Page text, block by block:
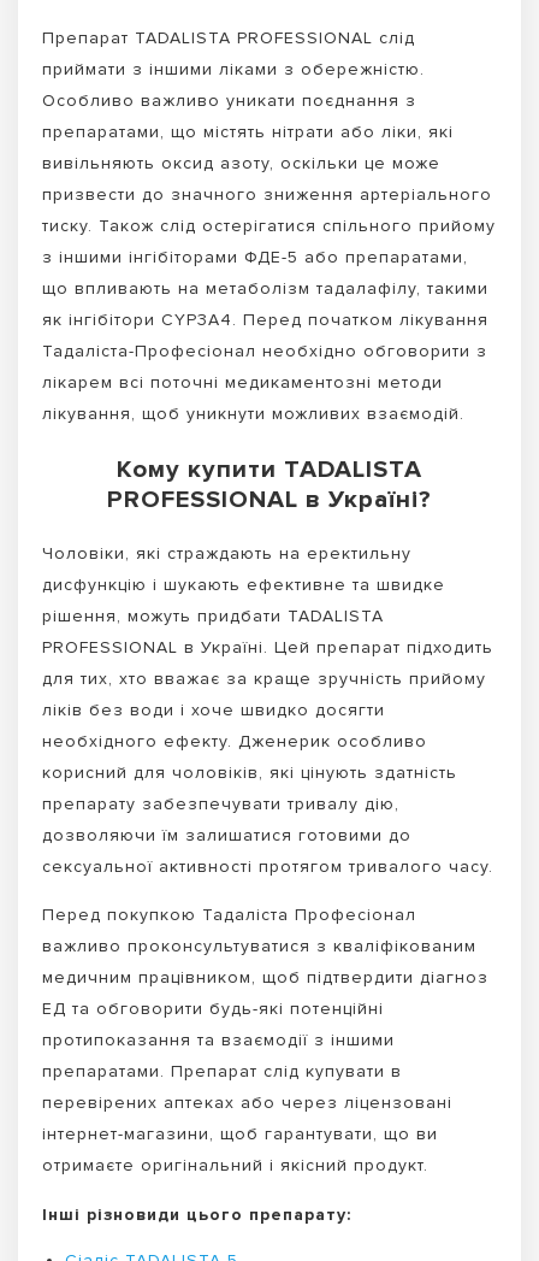
Препарат TADALISTA PROFESSIONAL слід
приймати з іншими ліками з обережністю.
Особливо важливо уникати поєднання з
препаратами, що містять нітрати або ліки, які
вивільняють оксид азоту, оскільки це може
призвести до значного зниження артеріального
тиску. Також слід остерігатися спільного прийому
з іншими інгібіторами ФДЕ-5 або препаратами,
що впливають на метаболізм тадалафілу, такими
як інгібітори CYP3A4. Перед початком лікування
Тадаліста-Професіонал необхідно обговорити з
лікарем всі поточні медикаментозні методи
лікування, щоб уникнути можливих взаємодій.
Кому купити TADALISTA
PROFESSIONAL в Україні?
Чоловіки, які страждають на еректильну
дисфункцію і шукають ефективне та швидке
рішення, можуть придбати TADALISTA
PROFESSIONAL в Україні. Цей препарат підходить
для тих, хто вважає за краще зручність прийому
ліків без води і хоче швидко досягти
необхідного ефекту. Дженерик особливо
корисний для чоловіків, які цінують здатність
препарату забезпечувати тривалу дію,
дозволяючи їм залишатися готовими до
сексуальної активності протягом тривалого часу.
Перед покупкою Тадаліста Професіонал
важливо проконсультуватися з кваліфікованим
медичним працівником, щоб підтвердити діагноз
ЕД та обговорити будь-які потенційні
протипоказання та взаємодії з іншими
препаратами. Препарат слід купувати в
перевірених аптеках або через ліцензовані
інтернет-магазини, щоб гарантувати, що ви
отримаєте оригінальний і якісний продукт.
Інші різновиди цього препарату: